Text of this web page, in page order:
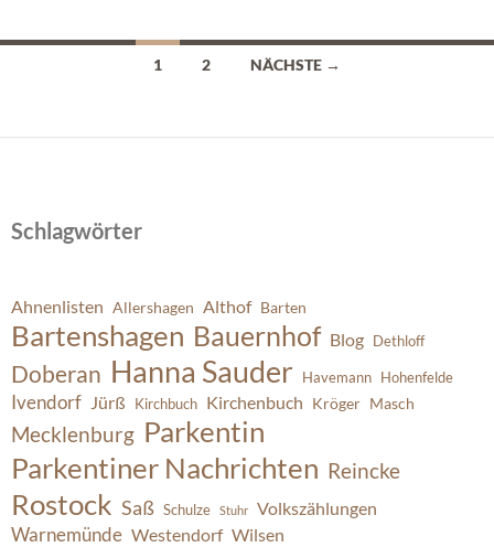
Beitragsnavigation
1 2 NÄCHSTE →
Schlagwörter
Ahnenlisten Allershagen Althof Barten
Bartenshagen Bauernhof Blog Dethloff
Doberan Hanna Sauder Havemann Hohenfelde
Ivendorf Jürß Kirchbuch Kirchenbuch Kröger Masch
Mecklenburg Parkentin
Parkentiner Nachrichten Reincke
Rostock Saß Schulze Stuhr Volkszählungen
Warnemünde Westendorf Wilsen